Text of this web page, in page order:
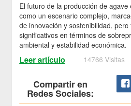
El futuro de la producción de agave
como un escenario complejo,
de innovación y sostenibilidad,
significativos en términos de
ambiental y estabilidad económica.
Leer artículo 14766 Visitas
Compartir en
Redes Sociales: